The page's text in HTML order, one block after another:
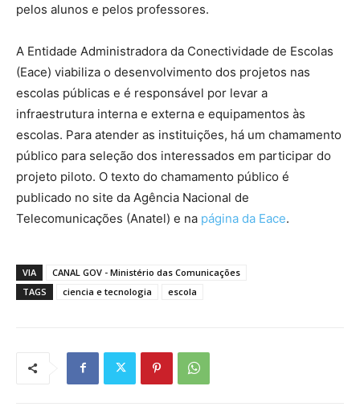
pelos alunos e pelos professores.
A Entidade Administradora da Conectividade de Escolas
(Eace) viabiliza o desenvolvimento dos projetos nas
escolas públicas e é responsável por levar a
infraestrutura interna e externa e equipamentos às
escolas. Para atender as instituições, há um chamamento
público para seleção dos interessados em participar do
projeto piloto. O texto do chamamento público é
publicado no site da Agência Nacional de
Telecomunicações (Anatel) e na página da Eace.
VIA
CANAL GOV - Ministério das Comunicações
TAGS
ciencia e tecnologia escola